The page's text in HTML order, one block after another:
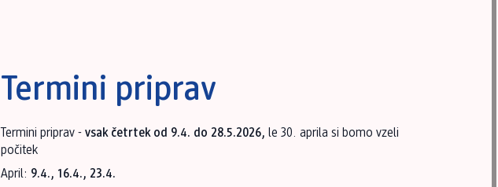
Termini priprav
Termini priprav - vsak četrtek od 9.4. do 28.5.2026, le 30. aprila si bomo vzeli
počitek
April: 9.4., 16.4., 23.4.